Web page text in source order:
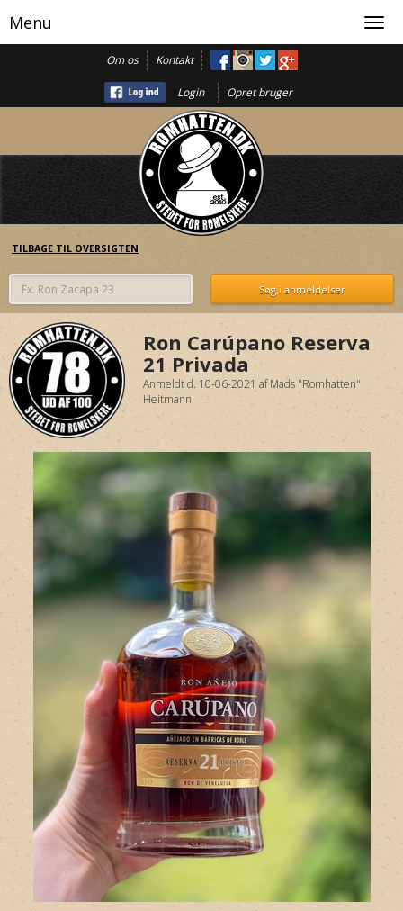
Om os Kontakt
Login Opret bruger
Menu
TILBAGE TIL OVERSIGTEN
Ron Carúpano Reserva
21 Privada
Anmeldt d. 10-06-2021 afMads "Romhatten"
Heitmann